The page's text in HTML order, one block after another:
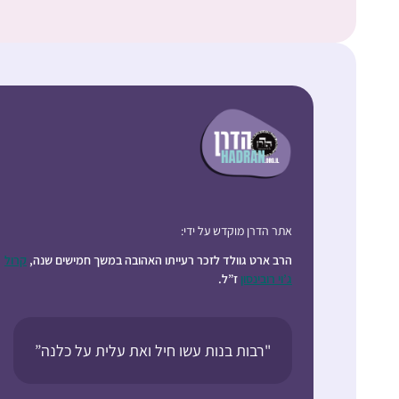
אתר הדרן מוקדש על ידי:
הרב ארט גוולד לזכר רעייתו האהובה במשך חמישים שנה, קרול
ג’וי רובינסון ז”ל.
"רבות בנות עשו חיל ואת עלית על כלנה”